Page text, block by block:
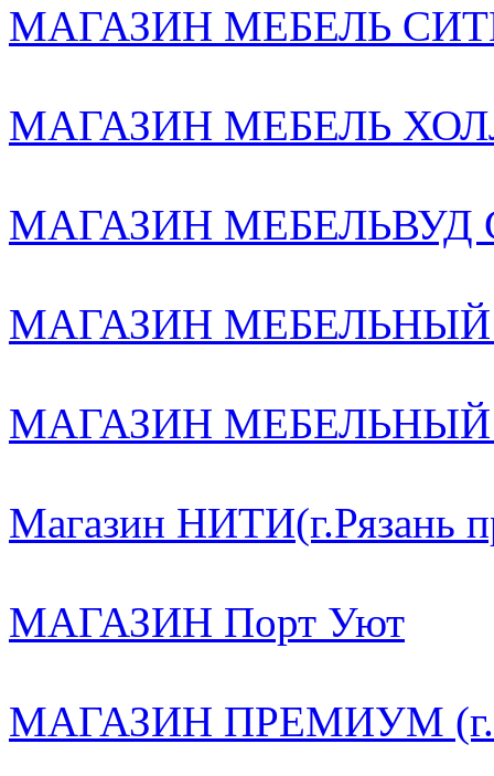
МАГАЗИН МЕБЕЛЬ
МАГАЗИН МЕБЕЛЬ
МАГАЗИН МЕБЕЛЬВУД
МАГАЗИН
МАГАЗИН
Магазин НИТИ(г.Рязань
МАГАЗИН Порт Уют
МАГАЗИН ПРЕМИУМ (г.